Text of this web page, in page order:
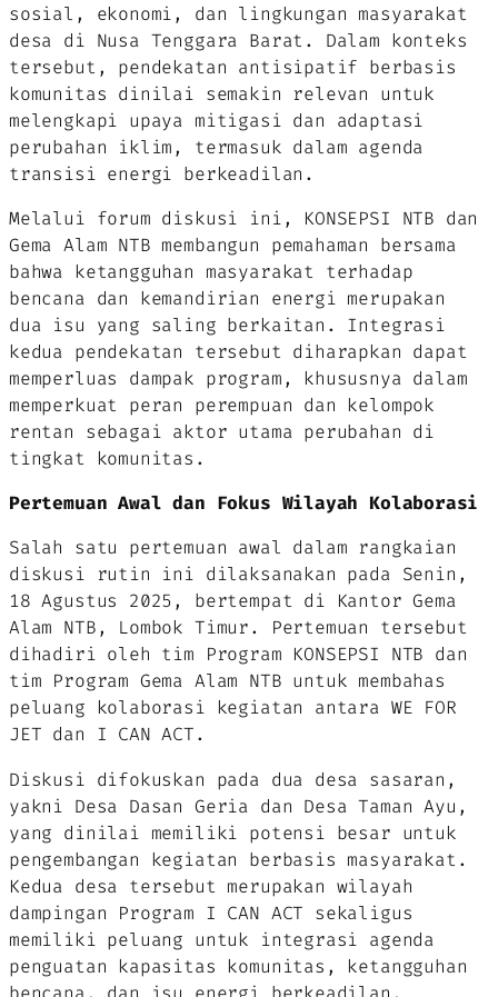
sosial, ekonomi, dan lingkungan masyarakat
desa di Nusa Tenggara Barat. Dalam konteks
tersebut, pendekatan antisipatif berbasis
komunitas dinilai semakin relevan untuk
melengkapi upaya mitigasi dan adaptasi
perubahan iklim, termasuk dalam agenda
transisi energi berkeadilan.
Melalui forum diskusi ini, KONSEPSI NTB dan
Gema Alam NTB membangun pemahaman bersama
bahwa ketangguhan masyarakat terhadap
bencana dan kemandirian energi merupakan
dua isu yang saling berkaitan. Integrasi
kedua pendekatan tersebut diharapkan dapat
memperluas dampak program, khususnya dalam
memperkuat peran perempuan dan kelompok
rentan sebagai aktor utama perubahan di
tingkat komunitas.
Pertemuan Awal dan Fokus Wilayah Kolaborasi
Salah satu pertemuan awal dalam rangkaian
diskusi rutin ini dilaksanakan pada Senin,
18 Agustus 2025, bertempat di Kantor Gema
Alam NTB, Lombok Timur. Pertemuan tersebut
dihadiri oleh tim Program KONSEPSI NTB dan
tim Program Gema Alam NTB untuk membahas
peluang kolaborasi kegiatan antara WE FOR
JET dan I CAN ACT.
Diskusi difokuskan pada dua desa sasaran,
yakni Desa Dasan Geria dan Desa Taman Ayu,
yang dinilai memiliki potensi besar untuk
pengembangan kegiatan berbasis masyarakat.
Kedua desa tersebut merupakan wilayah
dampingan Program I CAN ACT sekaligus
memiliki peluang untuk integrasi agenda
penguatan kapasitas komunitas, ketangguhan